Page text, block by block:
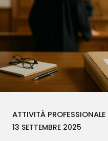
ATTIVITÀ PROFESSIONALE
13 SETTEMBRE 2025